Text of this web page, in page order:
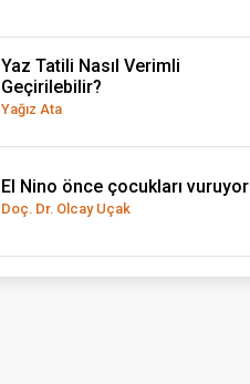
Yaz Tatili Nasıl Verimli
Geçirilebilir?
Yağız Ata
El Nino önce çocukları vuruyor
Doç. Dr. Olcay Uçak